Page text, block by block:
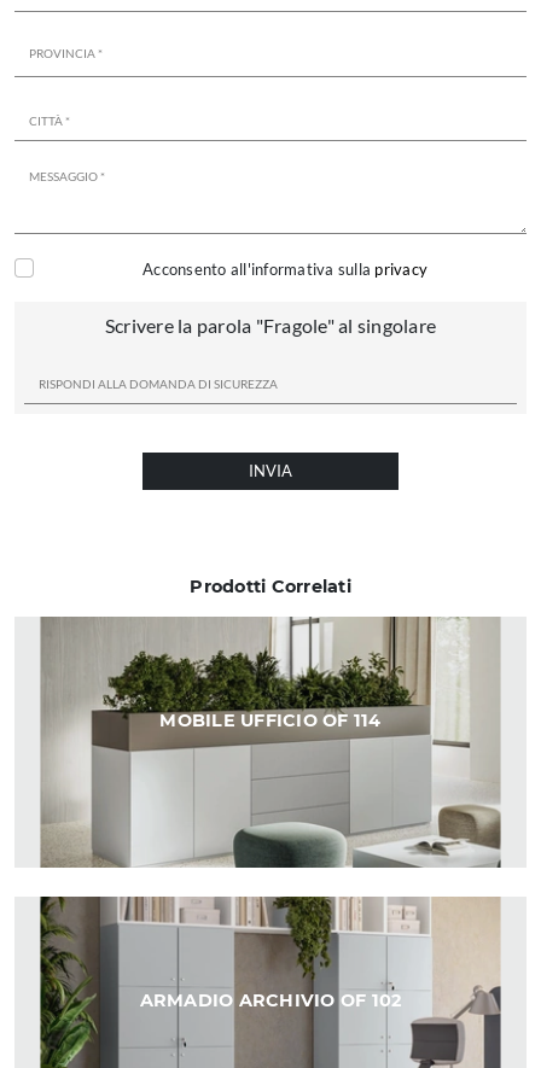
Prodotti Correlati
MOBILE UFFICIO OF 114
ARMADIO ARCHIVIO OF 102
Acconsento all'informativa sulla privacy
Scrivere la parola "Fragole" al singolare
INVIA